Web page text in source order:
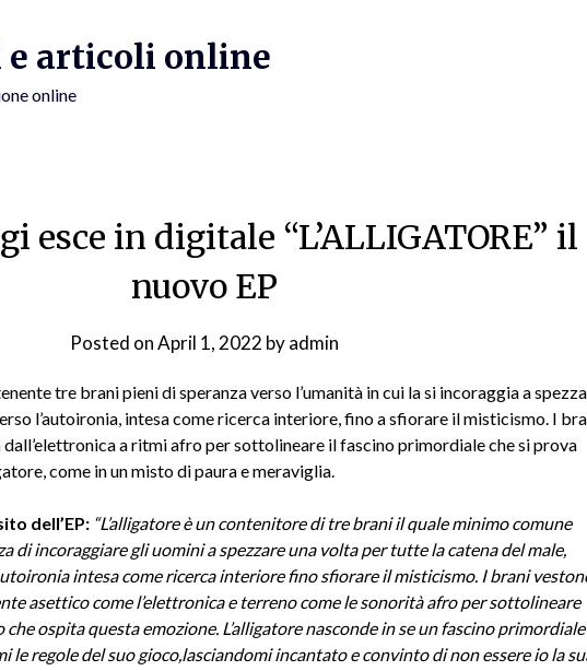
e articoli online
online
esce in digitale “L’ALLIGATORE” il
nuovo EP
Posted onApril 1, 2022 byadmin
tre brani pieni di speranza verso l’umanità in cui la si incoraggia a
l’autoironia, intesa come ricerca interiore, fino a sfiorare il misticismo. I
dall’elettronica a ritmi afro per sottolineare il fascino primordiale che si prova
come in un misto di paura e meraviglia.
dell’EP: “L’alligatore è un contenitore di tre brani il quale minimo comune
di incoraggiare gli uomini a spezzare una volta per tutte la catena del male,
intesa come ricerca interiore fino sfiorare il misticismo. I brani
asettico come l’elettronica e terreno come le sonorità afro per sottolineare
ospita questa emozione. L’alligatore nasconde in se un fascino primordiale
le regole del suo gioco,lasciandomi incantato e convinto di non essere io la